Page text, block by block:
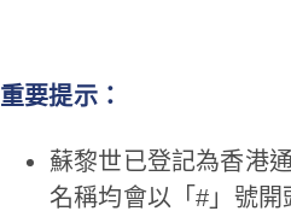
重要提示：
蘇黎世已登記為香港
名稱均會以「#」號開